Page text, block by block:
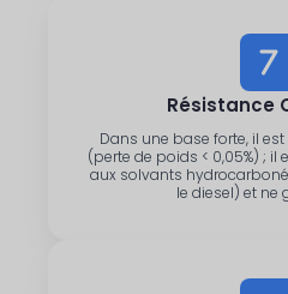
Résistance
Dans une base forte, il
(perte de poids < 0,05%) ;
aux solvants
le diesel) et ne